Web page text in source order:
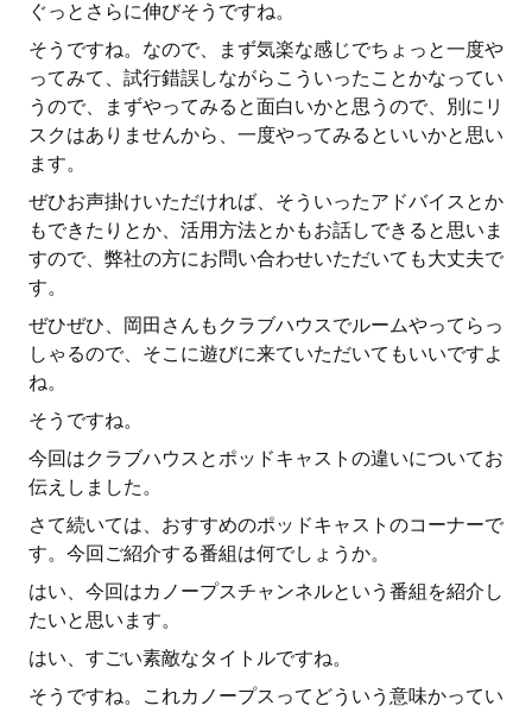
ぐっとさらに伸びそうですね。
そうですね。なので、まず気楽な感じでちょっと一度や
ってみて、試行錯誤しながらこういったことかなってい
うので、まずやってみると面白いかと思うので、別にリ
スクはありませんから、一度やってみるといいかと思い
ます。
ぜひお声掛けいただければ、そういったアドバイスとか
もできたりとか、活用方法とかもお話しできると思いま
すので、弊社の方にお問い合わせいただいても大丈夫で
す。
ぜひぜひ、岡田さんもクラブハウスでルームやってらっ
しゃるので、そこに遊びに来ていただいてもいいですよ
ね。
そうですね。
今回はクラブハウスとポッドキャストの違いについてお
伝えしました。
さて続いては、おすすめのポッドキャストのコーナーで
す。今回ご紹介する番組は何でしょうか。
はい、今回はカノープスチャンネルという番組を紹介し
たいと思います。
はい、すごい素敵なタイトルですね。
そうですね。これカノープスってどういう意味かってい